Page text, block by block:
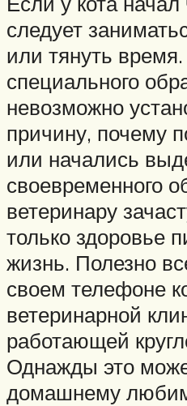
следует
или тянуть
специального
невозможно
причину, почему
или начались
своевременного
ветеринару
только здоровье
жизнь. Полезно
своем телефоне
ветеринарной
работающей
Однажды это
домашнему